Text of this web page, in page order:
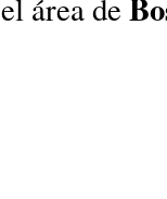
área de